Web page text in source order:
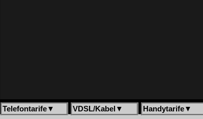
Telefontarife▼ VDSL/Kabel ▼ Handytarife▼